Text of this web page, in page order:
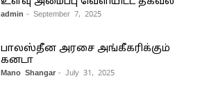
admin - September 7, 2025
பாலஸ்தீன அரசை அங்கீகரிக்கும்
கனடா
Mano Shangar - July 31, 2025